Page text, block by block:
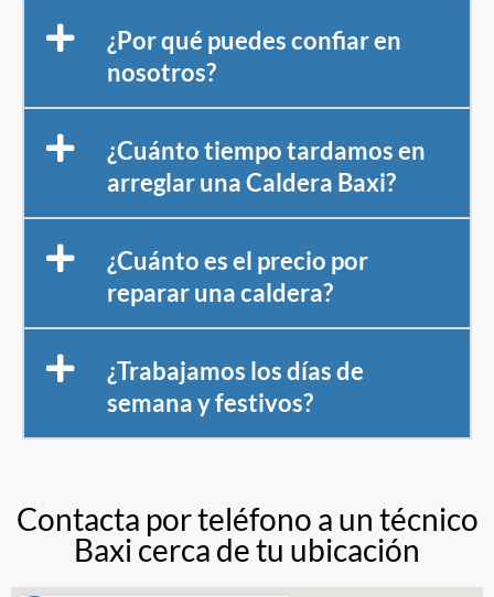
¿Por qué puedes confiar en
nosotros?
¿Cuánto tiempo tardamos en
arreglar una Caldera Baxi?
¿Cuánto es el precio por
reparar una caldera?
¿Trabajamos los días de
semana y festivos?
Contacta por teléfono a un técnico
Baxi cerca de tu ubicación